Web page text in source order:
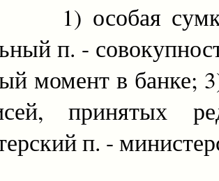
сумка
п. -
момент в банке;
принятых
п. -